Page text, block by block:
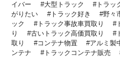
イバー
大型トラック トラッ
がりたい
トラック好き 野々
ック
トラック事故車買取り
り
古いトラック高価買取り
取り
コンテナ物置 アルミ製
ンテナ
トラックコンテナ販売